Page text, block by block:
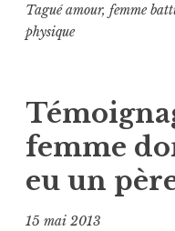
Taguéamour, femme
physique
femme
eu un
15 mai 2013